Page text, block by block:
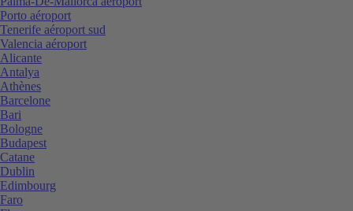
Porto aéroport
Tenerife aéroport sud
Valencia aéroport
Alicante
Antalya
Athènes
Barcelone
Bari
Bologne
Budapest
Catane
Dublin
Edimbourg
Faro